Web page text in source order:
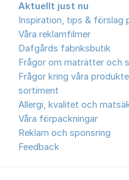
Aktuellt just nu
Inspiration, tips & förslag
Våra reklamfilmer
Dafgårds fabriksbutik
Frågor om maträtter och
Frågor kring våra
sortiment
Allergi, kvalitet och
Våra förpackningar
Reklam och sponsring
Feedback